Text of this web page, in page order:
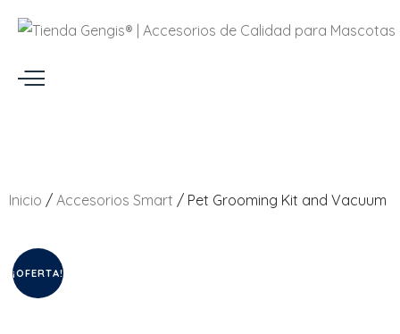
Inicio / Accesorios Smart / Pet Grooming Kit and Vacuum
¡OFERTA!